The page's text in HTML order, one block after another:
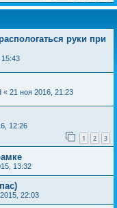
руки при
15:43
« 21 ноя 2016, 21:23
12:26
1 2 3
13:32
22:03